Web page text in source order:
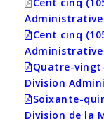
Administrative
Cent cinq
Administrative
Quatre-
Division
Soixante-
Division de la